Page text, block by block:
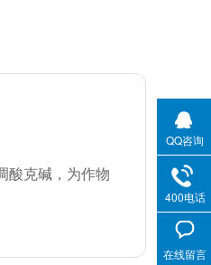
酸克碱，为作物
QQ咨询
400电话
在线留言